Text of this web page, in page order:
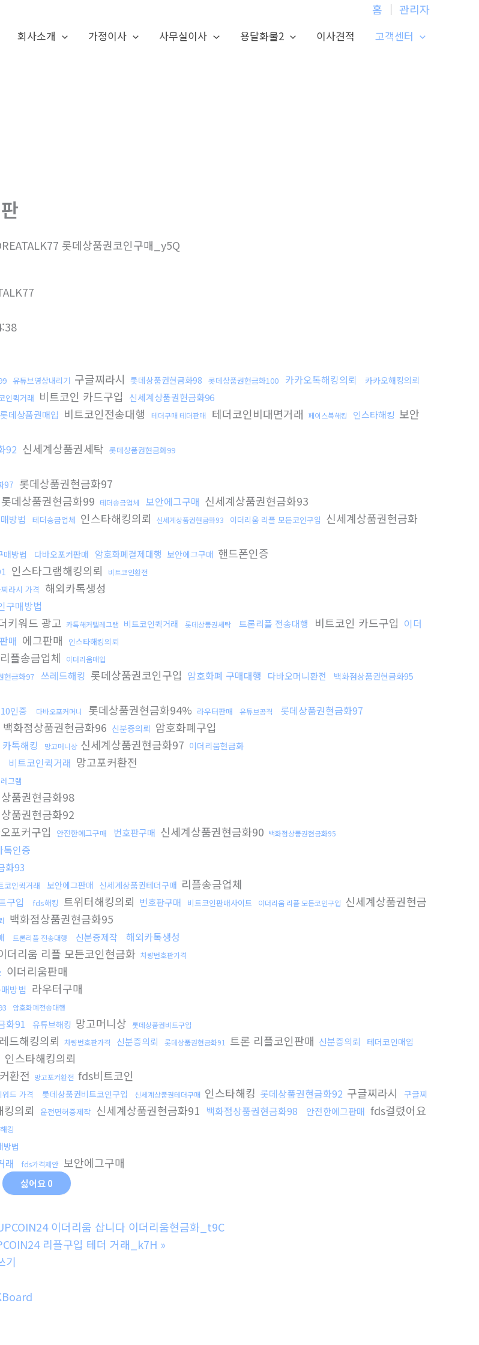
홈 │ 관리자
회사소개 가정이사 사무실이사 용달화물2 이사견적 고객센터
롯데상품권코인구매_y5Q
유튜브영상내리기 구글찌라시 롯데상품권현금화98 롯데상품권현금화100 카카오톡해킹의뢰 카카오해킹의뢰
인퀵거래 비트코인 카드구입
신세계상품권현금화96
롯데상품권매입 비트코인전송대행 테더구매 테더판매 테더코인비대면거래 페이스북해킹 인스타해킹 보안
92 신세계상품권세탁 롯데상품권현금화99
97 롯데상품권현금화97
롯데상품권현금화99 테더송금업체 보안에그구매 신세계상품권현금화93
방법 테더송금업체 인스타해킹의뢰 신세계상품권현금화93 이더리움 리플 모든코인구입 신세계상품권현금화
매방법 다바오포커판매 암호화폐결제대행 보안에그구매 핸드폰인증
인스타그램해킹의뢰
비트코인환전
라시 가격 해외카톡생성
구매방법
키워드 광고 카톡해커텔레그램 비트코인퀵거래 롯데상품권세탁 트론리플 전송대행 비트코인 카드구입 이더
매 에그판매 인스타해킹의뢰
리플송금업체 이더리움매입
현금화97 쓰레드해킹 롯데상품권코인구입 암호화폐 구매대행 다바오머니환전 백화점상품권현금화95
인증 다바오포커머니 롯데상품권현금화94% 라우터판매 유튜브공격 롯데상품권현금화97
백화점상품권현금화96 신분증의뢰 암호화폐구입
카톡해킹 망고머니상 신세계상품권현금화97 이더리움현금화
비트코인퀵거래 망고포커환전
그램
품권현금화98
품권현금화92
포커구입 안전한에그구매 번호판구매 신세계상품권현금화90 백화점상품권현금화95
톡인증
화93
코인퀵거래 보안에그판매 신세계상품권테더구매 리플송금업체
구입 fds해킹 트위터해킹의뢰 번호판구매 비트코인판매사이트 이더리움 리플 모든코인구입 신세계상품권현금
백화점상품권현금화95
트론리플 전송대행 신분증제작 해외카톡생성
더리움 리플 모든코인현금화 차량번호판가격
이더리움판매
방법 라우터구매
암호화폐전송대행
화91 유튜브해킹 망고머니상 롯데상품권비트구입
드해킹의뢰 차량번호판가격 신분증의뢰 롯데상품권현금화91 트론 리플코인판매 신분증의뢰 테더코인매입
인스타해킹의뢰
환전 망고포커환전 fds비트코인
워드 가격 롯데상품권비트코인구입 신세계상품권테더구매 인스타해킹 롯데상품권현금화92 구글찌라시
구글찌
킹의뢰 운전면허증제작 신세계상품권현금화91 백화점상품권현금화98 안전한에그판매 fds걸렸어요
킹
방법
래 fds가격제안 보안에그구매
싫어요0
이더리움 삽니다 이더리움현금화_t9C
리플구입 테더 거래_k7H »
기